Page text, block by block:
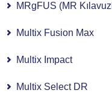
MRgFUS (MR
Multix Fusion Max
Multix Impact
Multix Select DR